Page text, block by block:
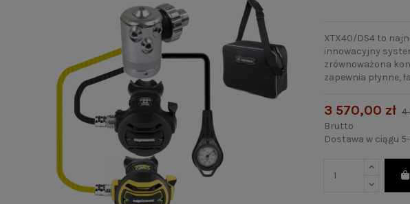
XTX40/DS4 to
innowacyjny
zrównoważona
zapewnia płynne,
3 570,00 zł 4
Brutto
Dostawa w ciągu